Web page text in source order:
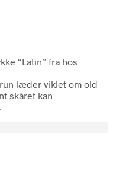
“Latin” fra hos
læder viklet om old
skåret kan